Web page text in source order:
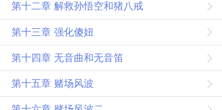
第十二章 解救孙悟空和猪八戒
第十三章 强化傻妞
第十四章 无音曲和无音笛
第十五章 赌场风波